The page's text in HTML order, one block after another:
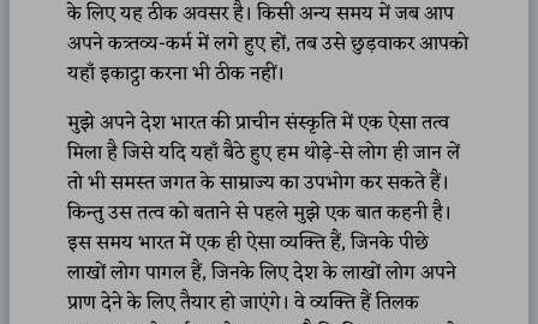
के लिए यह ठीक अवसर है। किसी अन्य समय में जब आप
अपने कत्र्तव्य-कर्म में लगे हुए हों, तब उसे छुड़वाकर आपको
यहाँ इकाट्ठा करना भी ठीक नहीं।
मुझे अपने देश भारत की प्राचीन संस्कृति में एक ऐसा तत्व
मिला है जिसे यदि यहाँ बैठे हुए हम थोड़े-से लोग ही जान लें
तो भी समस्त जगत के साम्राज्य का उपभोग कर सकते हैं।
किन्तु उस तत्व को बताने से पहले मुझे एक बात कहनी है।
इस समय भारत में एक ही ऐसा व्यक्ति हैं, जिनके पीछे
लाखों लोग पागल हैं, जिनके लिए देश के लाखों लोग अपने
प्राण देने के लिए तैयार हो जाएंगे। वे व्यक्ति हैं तिलक